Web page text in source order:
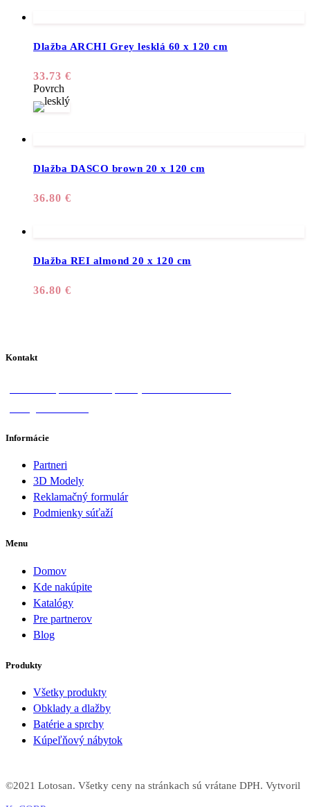
Dlažba ARCHI Grey lesklá 60 x 120 cm
33.73 €
Povrch
Dlažba DASCO brown 20 x 120 cm
36.80 €
Dlažba REI almond 20 x 120 cm
36.80 €
Kontakt
Informácie
Partneri
3D Modely
Reklamačný formulár
Podmienky súťaží
Menu
Domov
Kde nakúpite
Katalógy
Pre partnerov
Blog
Produkty
Všetky produkty
Obklady a dlažby
Batérie a sprchy
Kúpeľňový nábytok
©2021 Lotosan. Všetky ceny na stránkach sú vrátane DPH. Vytvoril